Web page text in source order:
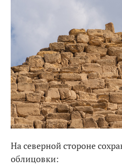
На северной стороне
облицовки: